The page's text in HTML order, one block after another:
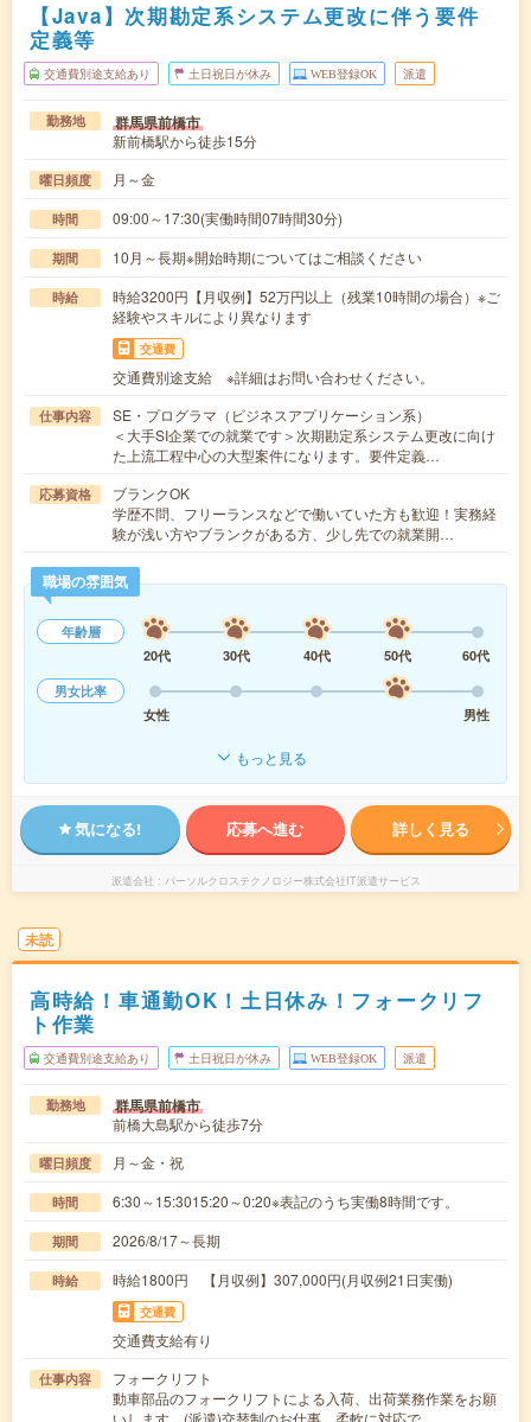
【Java】次期勘定系システム更改に伴う要件
定義等
交通費別途支給あり 土日祝日が休み WEB登録OK 派遣
勤務地 群馬県前橋市
新前橋駅から徒歩15分
曜日頻度 月～金
時間 09:00～17:30(実働時間07時間30分)
期間 10月～長期※開始時期についてはご相談ください
時給
時給3200円【月収例】52万円以上（残業10時間の場合）※ご
経験やスキルにより異なります
交通費
交通費別途支給 ※詳細はお問い合わせください。
仕事内容
SE・プログラマ（ビジネスアプリケーション系）
＜大手SI企業での就業です＞次期勘定系システム更改に向け
た上流工程中心の大型案件になります。要件定義…
応募資格
ブランクOK
学歴不問、フリーランスなどで働いていた方も歓迎！実務経
験が浅い方やブランクがある方、少し先での就業開…
職場の雰囲気
年齢層
20代
30代 40代 50代
60代
男女比率
女性
男性
もっと見る
気になる! 応募へ進む 詳しく見る
派遣会社 パーソルクロステクノロジー株式会社IT派遣サービス
未読
高時給！車通勤OK！土日休み！フォークリフ
ト作業
交通費別途支給あり 土日祝日が休み WEB登録OK 派遣
勤務地 群馬県前橋市
前橋大島駅から徒歩7分
曜日頻度 月～金・祝
時間 6:30～15:3015:20～0:20※表記のうち実働8時間です。
期間 2026/8/17～長期
時給 時給1800円 【月収例】307,000円(月収例21日実働)
交通費
交通費支給有り
仕事内容
フォークリフト
動車部品のフォークリフトによる入荷、出荷業務作業をお願
いします。(派遣)交替制のお仕事、柔軟に対応で…